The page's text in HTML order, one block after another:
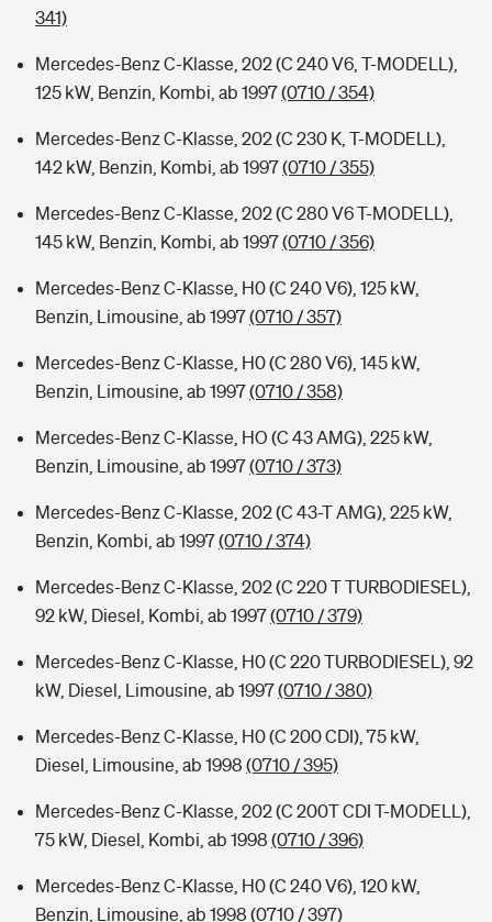
341)
Mercedes-Benz C-Klasse, 202 (C 240 V6, T-MODELL),
125 kW, Benzin, Kombi, ab 1997(0710 / 354)
Mercedes-Benz C-Klasse, 202 (C 230 K, T-MODELL),
142 kW, Benzin, Kombi, ab 1997(0710 / 355)
Mercedes-Benz C-Klasse, 202 (C 280 V6 T-MODELL),
145 kW, Benzin, Kombi, ab 1997(0710 / 356)
Mercedes-Benz C-Klasse, H0 (C 240 V6), 125 kW,
Benzin, Limousine, ab 1997(0710 / 357)
Mercedes-Benz C-Klasse, H0 (C 280 V6), 145 kW,
Benzin, Limousine, ab 1997(0710 / 358)
Mercedes-Benz C-Klasse, HO (C 43 AMG), 225 kW,
Benzin, Limousine, ab 1997(0710 / 373)
Mercedes-Benz C-Klasse, 202 (C 43-T AMG), 225 kW,
Benzin, Kombi, ab 1997(0710 / 374)
Mercedes-Benz C-Klasse, 202 (C 220 T TURBODIESEL),
92 kW, Diesel, Kombi, ab 1997(0710 / 379)
Mercedes-Benz C-Klasse, H0 (C 220 TURBODIESEL), 92
kW, Diesel, Limousine, ab 1997(0710 / 380)
Mercedes-Benz C-Klasse, H0 (C 200 CDI), 75 kW,
Diesel, Limousine, ab 1998 (0710 / 395)
Mercedes-Benz C-Klasse, 202 (C 200T CDI T-MODELL),
75 kW, Diesel, Kombi, ab 1998 (0710 / 396)
Mercedes-Benz C-Klasse, H0 (C 240 V6), 120 kW,
Benzin, Limousine, ab 1998 (0710 / 397)